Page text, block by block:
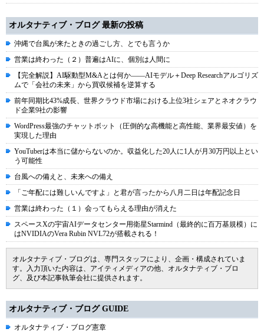
オルタナティブ・ブログ 最新の投稿
沖縄で台風が来たときの過ごし方、とでも言うか
営業は終わった（２）普遍はAIに、個別は人間に
【完全解説】AI駆動型M&Aとは何か――AIモデル＋Deep Researchアルゴリズ
ムで「会社の未来」から買収候補を逆算する
前年同期比43%成長、世界クラウド市場における上位3社シェアとネオクラウ
ド企業9社の影響
WordPress最強のチャットボット（圧倒的な高機能と高性能、業界最安値）を
実現した理由
YouTuberは本当に儲からないのか。収益化した20人に1人が月30万円以上とい
う可能性
台風への備えと、未来への備え
「ご年配には難しいんですよ」と君が言ったから八月二日は年配記念日
営業は終わった（１）会ってもらえる理由が消えた
スペースXの宇宙AIデータセンター用衛星Starmind（最終的に百万基規模）に
はNVIDIAのVera Rubin NVL72が搭載される！
オルタナティブ・ブログは、専門スタッフにより、企画・構成されていま
す。入力頂いた内容は、アイティメディアの他、オルタナティブ・ブロ
グ、及び本記事執筆会社に提供されます。
オルタナティブ・ブログ GUIDE
オルタナティブ・ブログ憲章